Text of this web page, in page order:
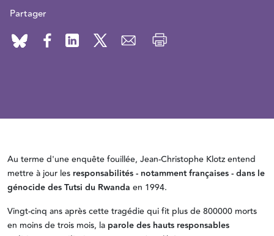
Partager
Au terme d'uneenquête fouillée, Jean-Christophe Klotz entend
mettre à jour les responsabilités - notamment françaises - dans le
génocide des Tutsi du Rwanda en 1994.
Vingt-cinq ans après cette tragédie qui fit plus de 800000 morts
en moins de trois mois, la parole des hauts responsables